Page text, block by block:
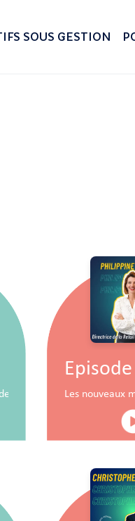
SOUS GESTION
commerce Les nouveaux